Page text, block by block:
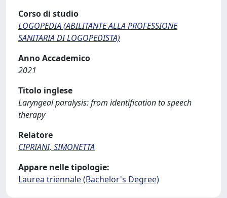
Corso di studio
LOGOPEDIA (ABILITANTE ALLA PROFESSIONE
SANITARIA DI LOGOPEDISTA)
Anno Accademico
2021
Titolo inglese
Laryngeal paralysis: from identification to speech
therapy
Relatore
CIPRIANI, SIMONETTA
Appare nelle tipologie:
Laurea triennale (Bachelor's Degree)